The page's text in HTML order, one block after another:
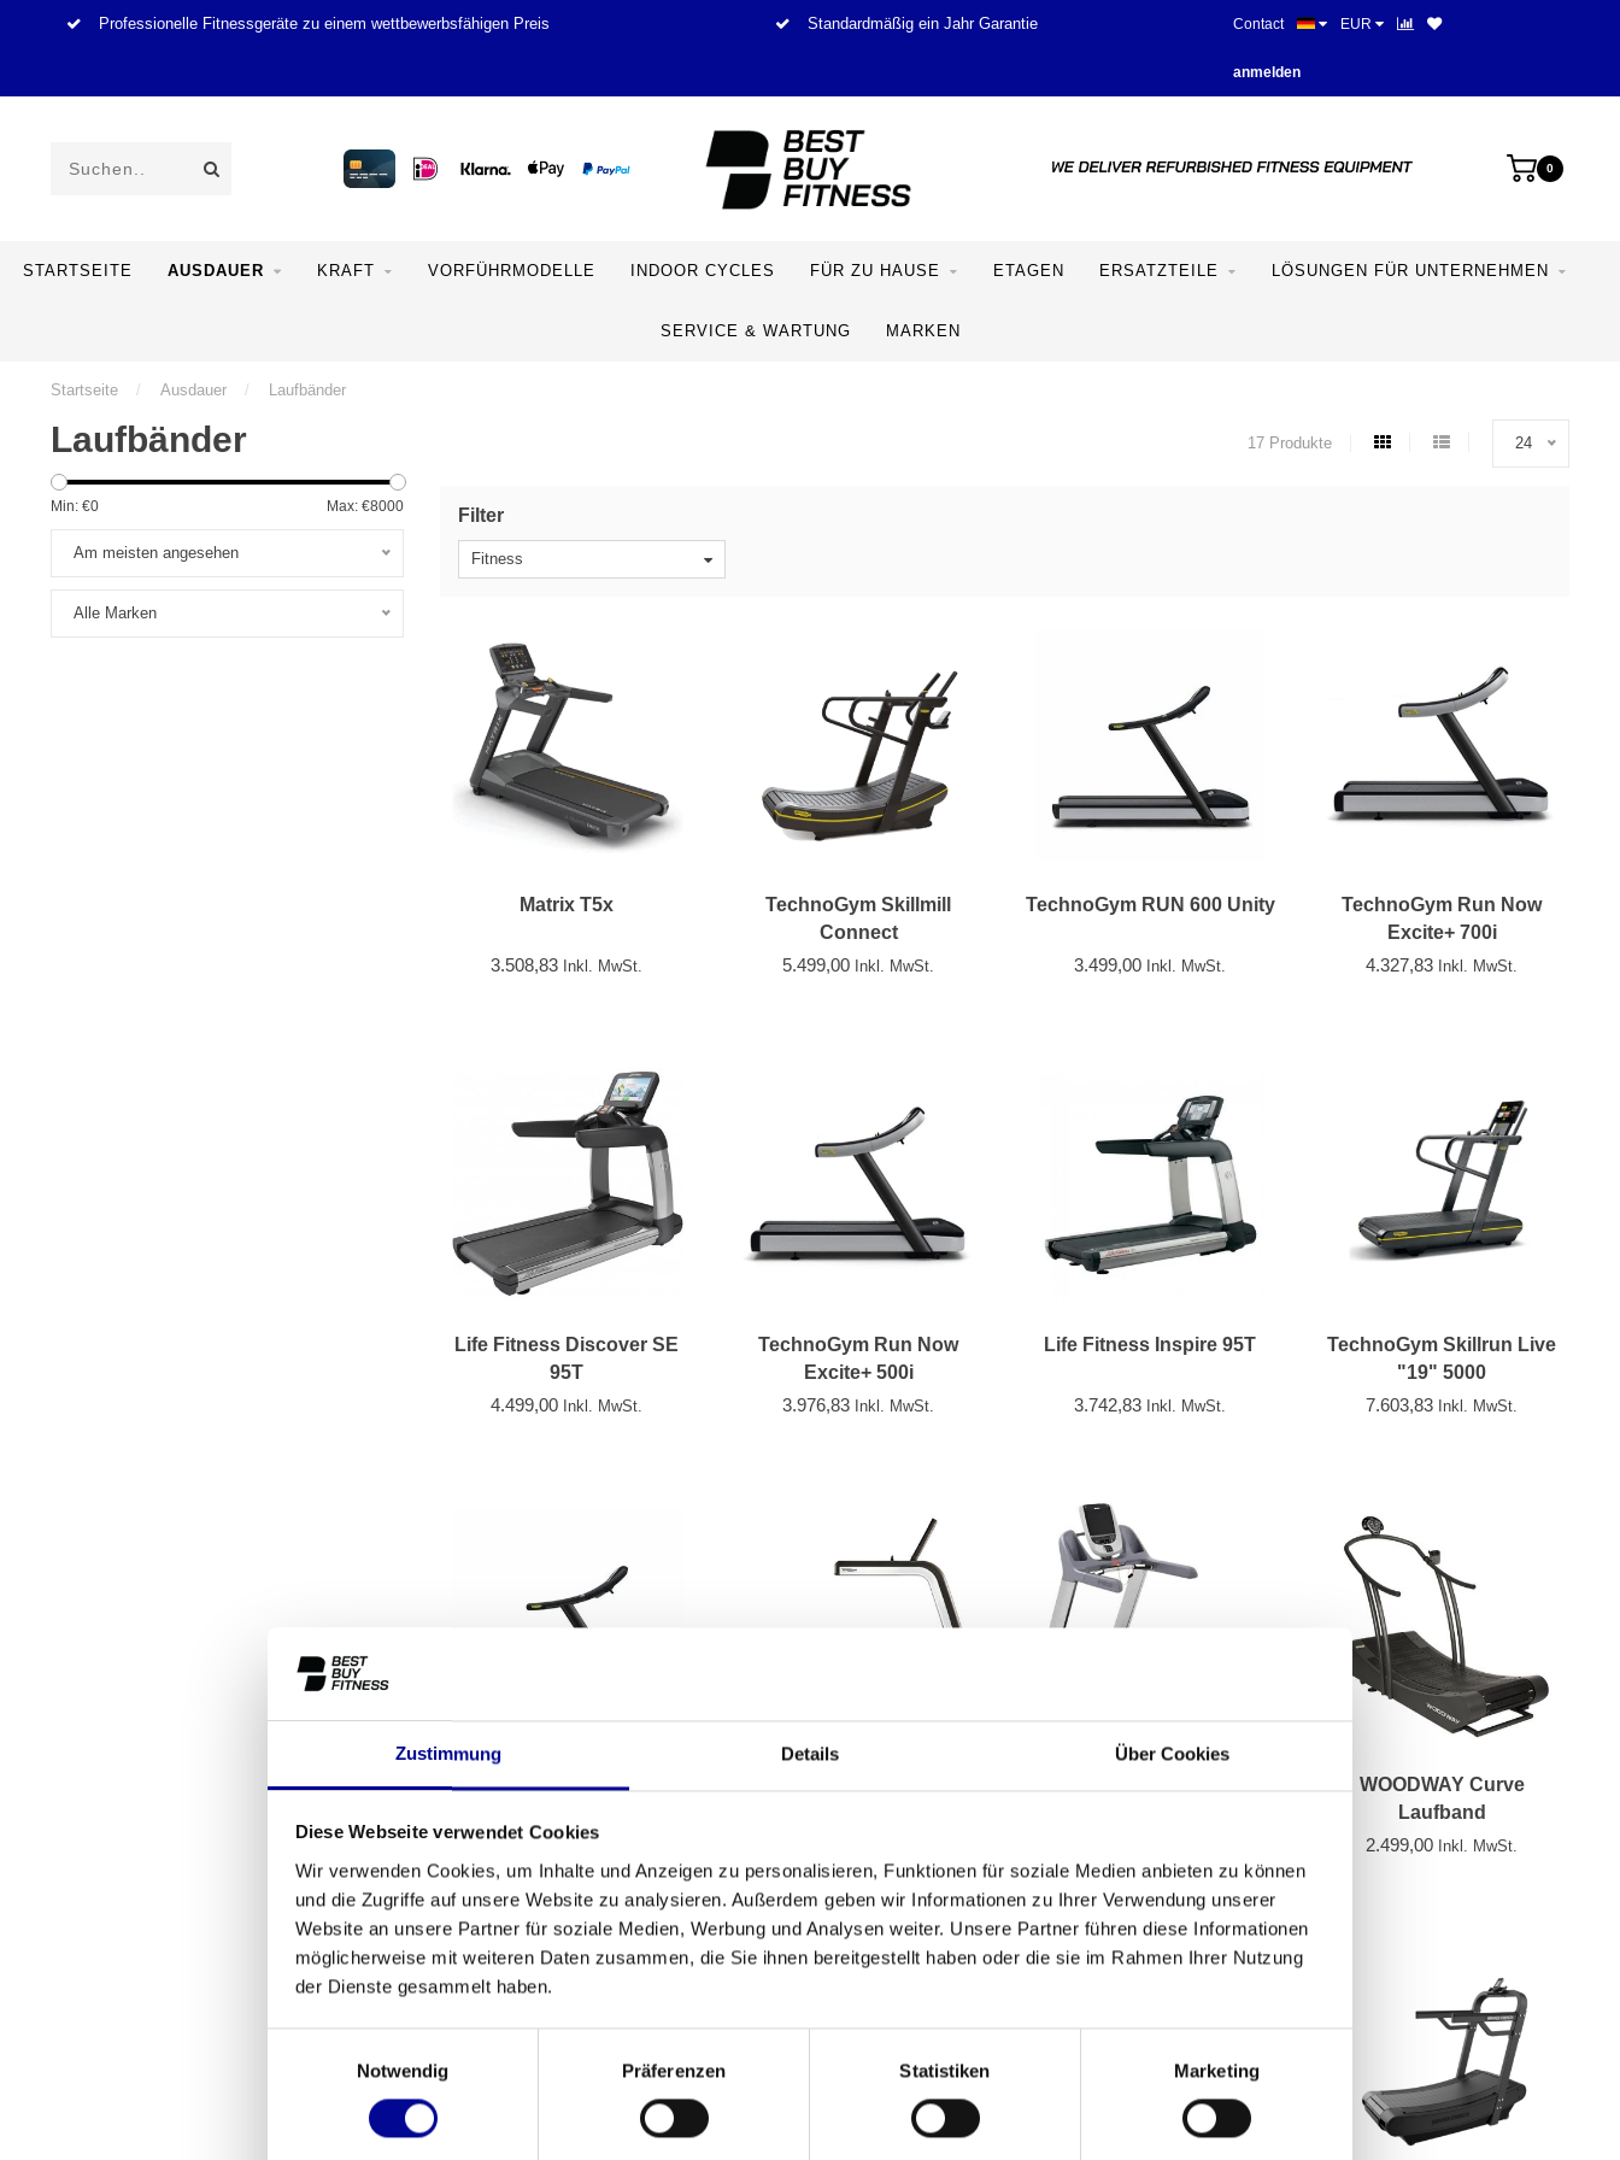
Zustimmung Details Über Cookies
Diese Webseite verwendet Cookies
Wir verwenden Cookies, um Inhalte und Anzeigen zu personalisieren, Funktionen für soziale Medien anbieten zu können
und die Zugriffe auf unsere Website zu analysieren. Außerdem geben wir Informationen zu Ihrer Verwendung unserer
Website an unsere Partner für soziale Medien, Werbung und Analysen weiter. Unsere Partner führen diese Informationen
möglicherweise mit weiteren Daten zusammen, die Sie ihnen bereitgestellt haben oder die sie im Rahmen Ihrer Nutzung
der Dienste gesammelt haben.
Notwendig
Präferenzen Statistiken Marketing
Professionelle Fitnessgeräte zu einem wettbewerbsfähigen Preis Standardmäßig ein Jahr Garantie Mehr als 28 Jahre Erfahrung
Contact EUR
anmelden
0
STARTSEITE AUSDAUER KRAFT VORFÜHRMODELLE INDOOR CYCLES FÜR ZU HAUSE ETAGEN ERSATZTEILE LÖSUNGEN FÜR UNTERNEHMEN
SERVICE & WARTUNG MARKEN
Startseite / Ausdauer / Laufbänder
Laufbänder 17 Produkte 24
Min: €0 Max: €8000
Am meisten angesehen
Alle Marken
Filter
Fitness
Matrix T5x
3.508,83 Inkl. MwSt.
TechnoGym Skillmill
Connect
5.499,00 Inkl. MwSt.
TechnoGym RUN 600 Unity
3.499,00 Inkl. MwSt.
TechnoGym Run Now
Excite+ 700i
4.327,83 Inkl. MwSt.
Life Fitness Discover SE
95T
4.499,00 Inkl. MwSt.
TechnoGym Run Now
Excite+ 500i
3.976,83 Inkl. MwSt.
Life Fitness Inspire 95T
3.742,83 Inkl. MwSt.
TechnoGym Skillrun Live
"19" 5000
7.603,83 Inkl. MwSt.
Technogym Run 600 LED
3.199,00
WOODWAY Curve
Laufband
2.499,00 Inkl. MwSt.